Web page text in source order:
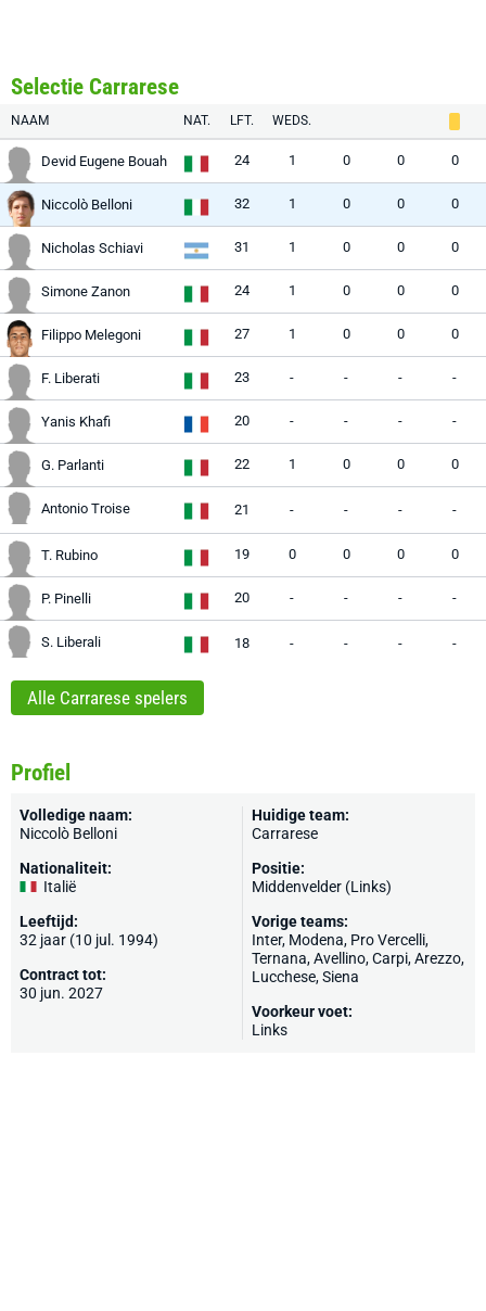
Selectie Carrarese
NAAM NAT. LFT. WEDS.
Devid Eugene Bouah 24 1 0 0 0
Niccolò Belloni 32 1 0 0 0
Nicholas Schiavi 31 1 0 0 0
Simone Zanon 24 1 0 0 0
Filippo Melegoni 27 1 0 0 0
F. Liberati 23 - - - -
Yanis Khafi 20 - - - -
G. Parlanti 22 1 0 0 0
Antonio Troise 21 - - - -
T. Rubino 19 0 0 0 0
P. Pinelli 20 - - - -
S. Liberali 18 - - - -
Alle Carrarese spelers
Profiel
Volledige naam:
Niccolò Belloni
Nationaliteit:
Italië
Leeftijd:
32 jaar (10 jul. 1994)
Contract tot:
30 jun. 2027
Huidige team:
Carrarese
Positie:
Middenvelder (Links)
Vorige teams:
Inter, Modena, Pro Vercelli,
Ternana,Avellino, Carpi,Arezzo,
Lucchese, Siena
Voorkeur voet:
Links